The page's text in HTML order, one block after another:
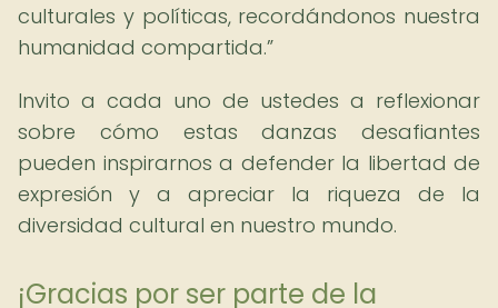
culturales y políticas, recordándonos nuestra
humanidad compartida.
Invito a cada uno de ustedes a reflexionar
sobre cómo estas danzas desafiantes
pueden inspirarnos a defender la libertad de
expresión y a apreciar la riqueza de la
diversidad cultural en nuestro mundo.
¡Gracias por ser parte de la